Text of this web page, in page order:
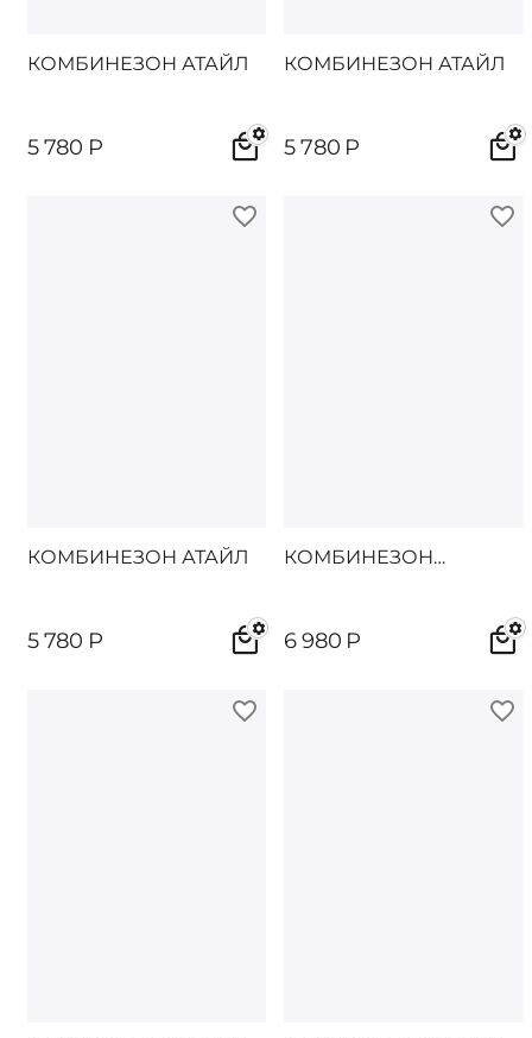
КОМБИНЕЗОН АТАЙЛ
5 780 Р
КОМБИНЕЗОН АТАЙЛ
5 780 Р
КОМБИНЕЗОН АТАЙЛ
5 780 Р
КОМБИНЕЗОН
6 980 Р